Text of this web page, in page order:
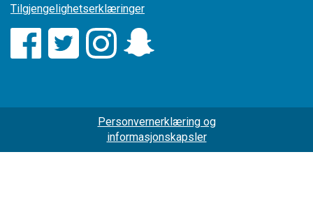
Tilgjengelighetserklæringer
Personvernerklæring og
informasjonskapsler